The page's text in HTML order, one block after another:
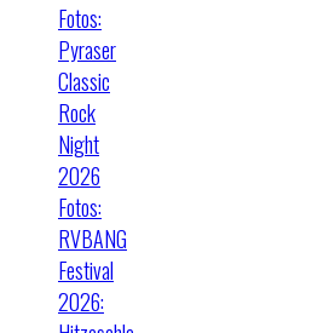
Fotos:
Pyraser
Classic
Rock
Night
2026
Fotos:
RVBANG
Festival
2026: